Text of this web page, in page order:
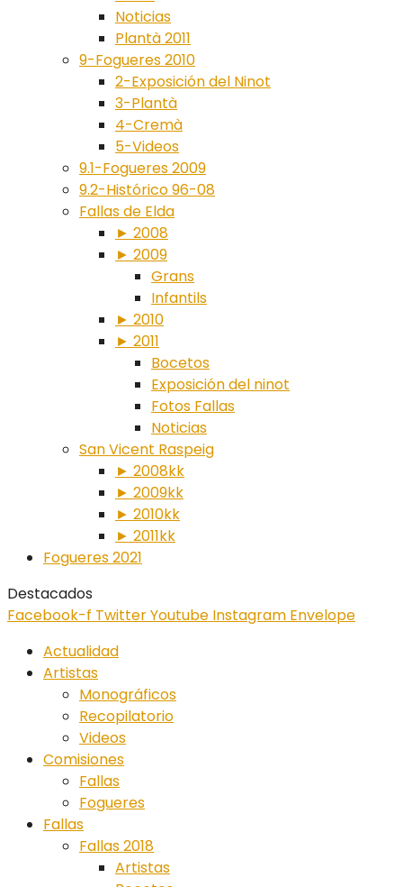
Noticias
Plantà 2011
9-Fogueres 2010
2-Exposición del Ninot
3-Plantà
4-Cremà
5-Videos
9.1-Fogueres 2009
9.2-Histórico 96-08
Fallas de Elda
► 2008
► 2009
Grans
Infantils
► 2010
► 2011
Bocetos
Exposición del ninot
Fotos Fallas
Noticias
San Vicent Raspeig
► 2008kk
► 2009kk
► 2010kk
► 2011kk
Fogueres 2021
Destacados
Facebook-f TwitterYoutube Instagram Envelope
Actualidad
Artistas
Monográficos
Recopilatorio
Videos
Comisiones
Fallas
Fogueres
Fallas
Fallas 2018
Artistas